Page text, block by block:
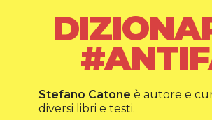
Stefano Catone è autore e
diversi libri e testi.